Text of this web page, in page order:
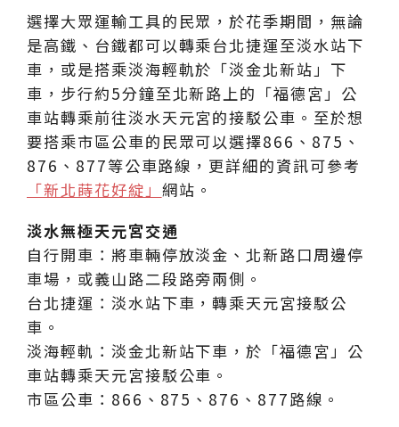
選擇大眾運輸工具的民眾，於花季期間，無論
是高鐵、台鐵都可以轉乘台北捷運至淡水站下
車，或是搭乘淡海輕軌於「淡金北新站」下
車，步行約5分鐘至北新路上的「福德宮」公
車站轉乘前往淡水天元宮的接駁公車。至於想
要搭乘市區公車的民眾可以選擇866、875、
876、877等公車路線，更詳細的資訊可參考
「新北蒔花好綻」 網站。
淡水無極天元宮交通
自行開車：將車輛停放淡金、北新路口周邊停
車場，或義山路二段路旁兩側。
台北捷運：淡水站下車，轉乘天元宮接駁公
車。
淡海輕軌：淡金北新站下車，於「福德宮」公
車站轉乘天元宮接駁公車。
市區公車：866、875、876、877路線。